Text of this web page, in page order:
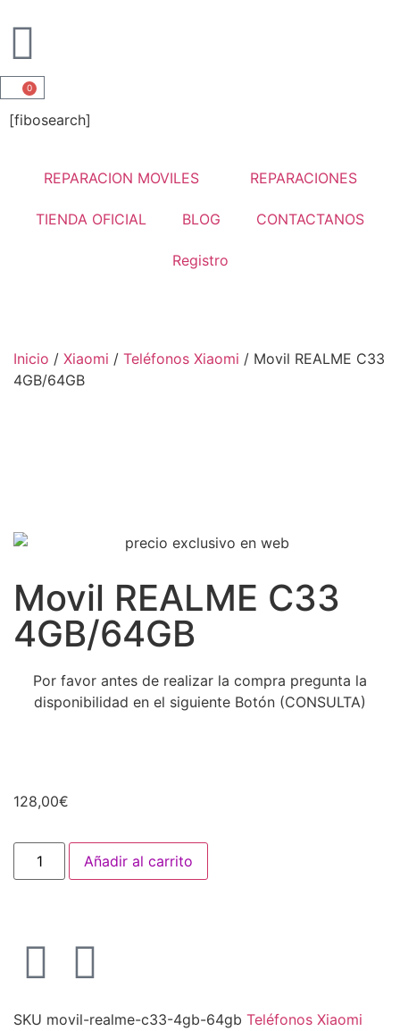
0
[fibosearch]
REPARACION MOVILES REPARACIONES
TIENDA OFICIAL BLOG CONTACTANOS
Registro
Inicio / Xiaomi / Teléfonos Xiaomi / Movil REALME C33
4GB/64GB
Movil REALME C33
4GB/64GB
Por favor antes de realizar la compra pregunta la
disponibilidad en el siguiente Botón (CONSULTA)
128,00€
Añadir al carrito
SKU movil-realme-c33-4gb-64gb Teléfonos Xiaomi